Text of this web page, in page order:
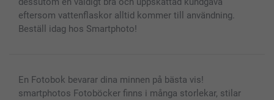
eftersom vattenflaskor alltid kommer till användning.
Beställ idag hos Smartphoto!
En Fotobok bevarar dina minnen på bästa vis!
smartphotos Fotoböcker finns i många storlekar, stilar